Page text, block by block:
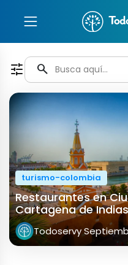
tune search
turismo-colombia
Restaurantes en
Cartagena de Indias
Todoservy